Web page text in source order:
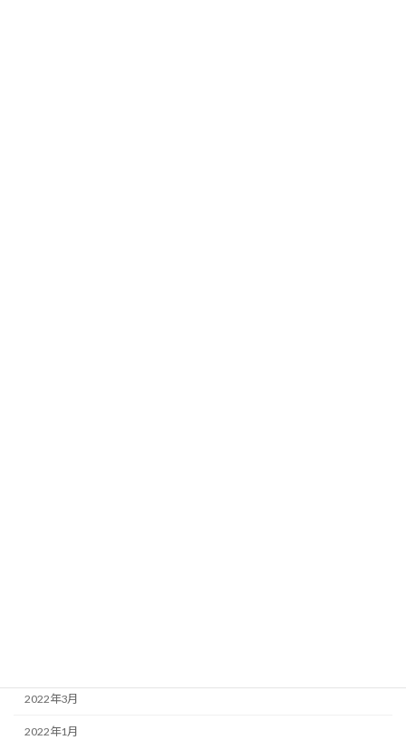
2022年3月
2022年1月